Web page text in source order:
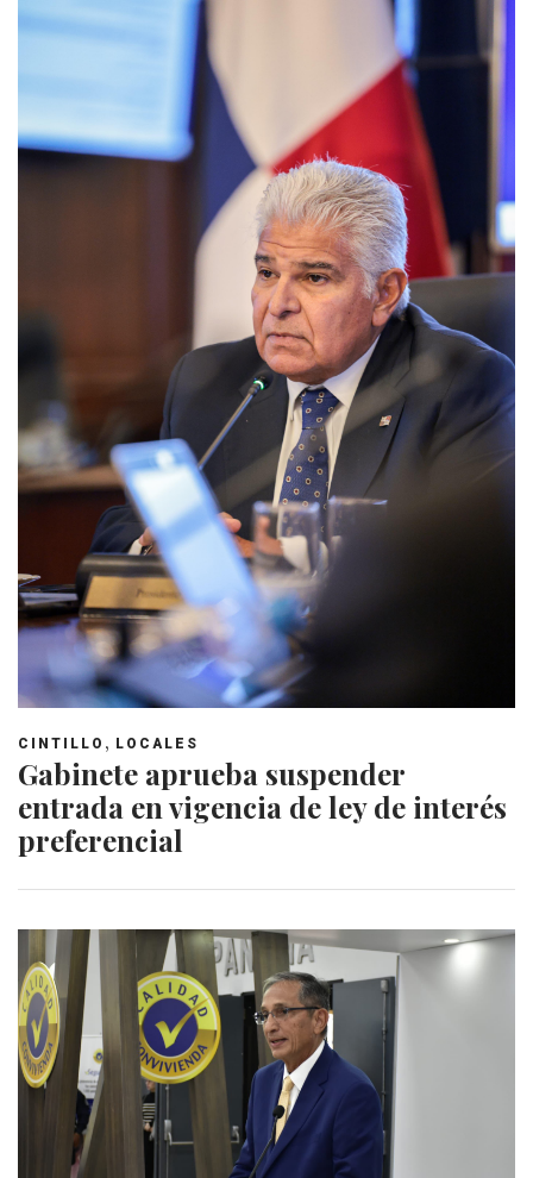
CINTILLO , LOCALES
Gabinete aprueba suspender
entrada en vigencia de ley de interés
preferencial